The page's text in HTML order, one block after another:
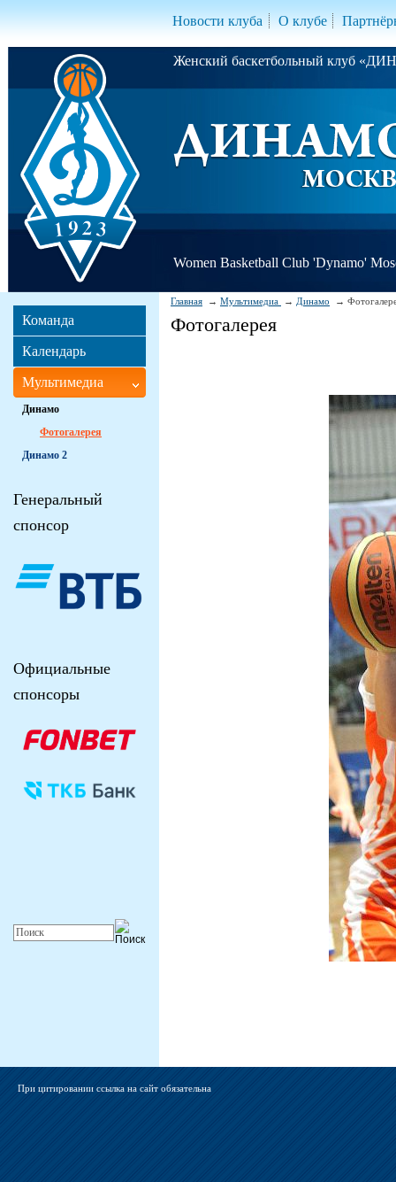
Новости клуба О клубе
Женский баскетбольный клуб
Women Basketball Club 'Dynamo'
Главная Мультимедиа Динамо
Фотогалерея
Команда
Календарь
Мультимедиа
Динамо
Фотогалерея
Динамо 2
Генеральный
спонсор
Официальные
спонсоры
При цитировании ссылка на сайт обязательна